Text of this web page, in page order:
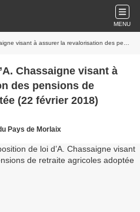
MENU
revalorisation des pensions de retraite agricoles adoptée (22 février 2018)
Chassaigne visant à
des pensions de
(22 février 2018)
Pays de Morlaix